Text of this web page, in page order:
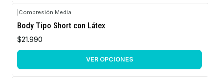
Compresión Media
Body Tipo Short con Látex
$21.990
VER OPCIONES